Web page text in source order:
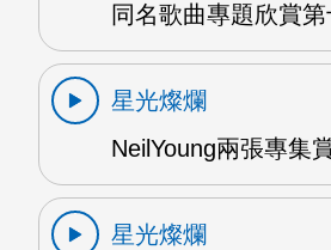
同名歌曲專題欣賞
星光燦爛
NeilYoung兩張專集
星光燦爛